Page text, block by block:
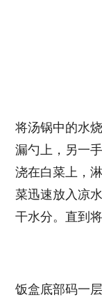
将汤锅中的水
漏勺上，另一
浇在白菜上，
菜迅速放入凉
干水分。直到
饭盒底部码一